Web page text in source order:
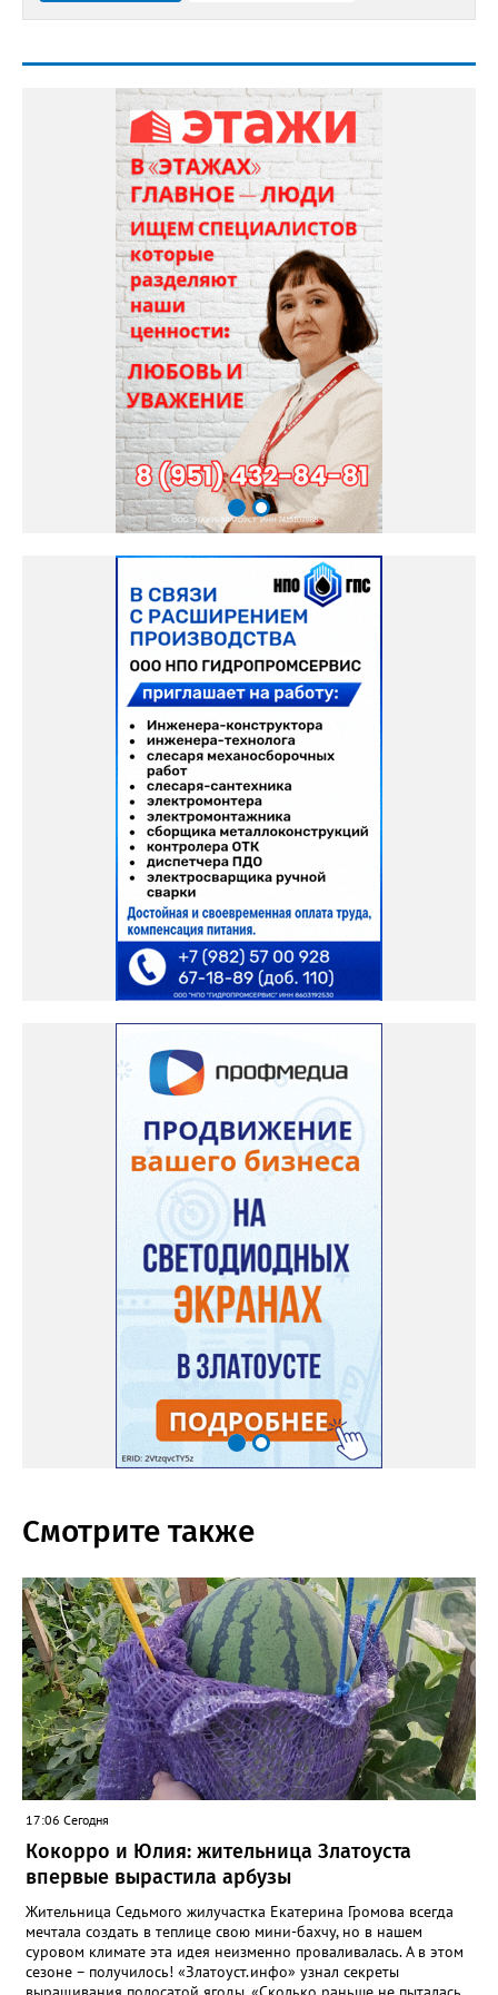
Смотрите также
17:06 Сегодня
Кокорро и Юлия: жительница Златоуста
впервые вырастила арбузы
Жительница Седьмого жилучастка Екатерина Громова всегда
мечтала создать в теплице свою мини-бахчу, но в нашем
суровом климате эта идея неизменно проваливалась. А в этом
сезоне – получилось! «Златоуст.инфо» узнал секреты